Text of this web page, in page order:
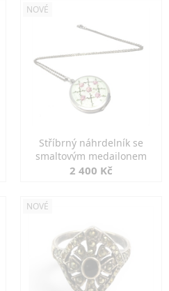
NOVÉ
Stříbrný náhrdelník se
smaltovým medailonem
2 400 Kč
NOVÉ